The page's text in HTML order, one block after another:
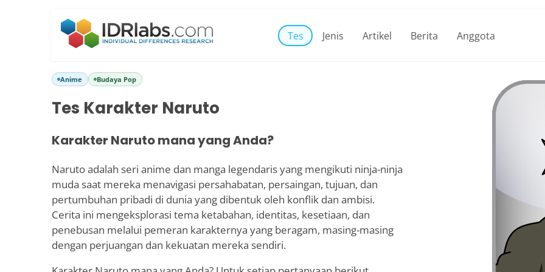
Tes Jenis Artikel Berita Anggota
Anime Budaya Pop
Tes Karakter Naruto
Karakter Naruto mana yang Anda?
Naruto adalah seri anime dan manga legendaris yang mengikuti ninja-ninja
muda saat mereka menavigasi persahabatan, persaingan, tujuan, dan
pertumbuhan pribadi di dunia yang dibentuk oleh konflik dan ambisi.
Cerita ini mengeksplorasi tema ketabahan, identitas, kesetiaan, dan
penebusan melalui pemeran karakternya yang beragam, masing-masing
dengan perjuangan dan kekuatan mereka sendiri.